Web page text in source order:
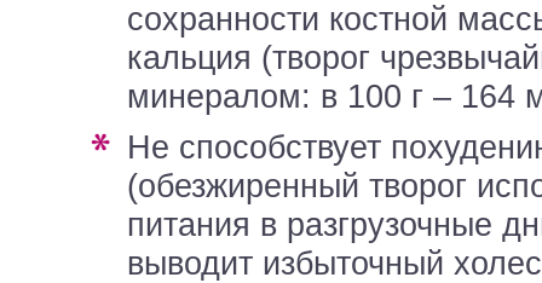
сохранности костной
кальция (творог
минералом: в 100 г – 164
не способствует похудению
(обезжиренный творог
питания в разгрузочные
выводит избыточный